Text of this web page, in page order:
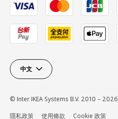
中文
© Inter IKEA Systems B.V. 2010 – 2026
隱私政策
使用條款 Cookie 政策